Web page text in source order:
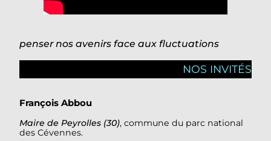
penser nos avenirs face aux fluctuations
NOS INVITÉS
François Abbou
Maire de Peyrolles (30), commune du parc national
des Cévennes.